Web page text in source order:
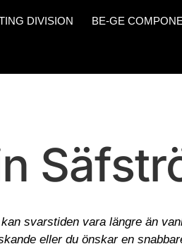
DIVISION BE-GE
svarstiden vara längre än
eller du önskar en